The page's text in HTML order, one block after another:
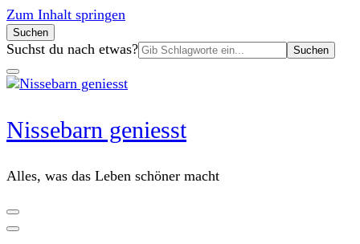
Zum Inhalt springen
Suchen
Suchen
nach:
Suchst du nach etwas?
Nissebarn geniesst
Alles, was das Leben schöner macht